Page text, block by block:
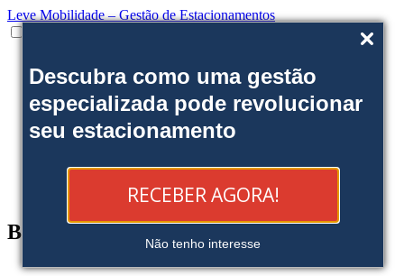
Descubra como uma gestão
especializada pode revolucionar
seu estacionamento
RECEBER AGORA!
Não tenho interesse
Leve Mobilidade – Gestão de Estacionamentos
Onde estamos
Nossas soluções
Clientes
Fale Conosco
Reserve sua Vaga
Blog